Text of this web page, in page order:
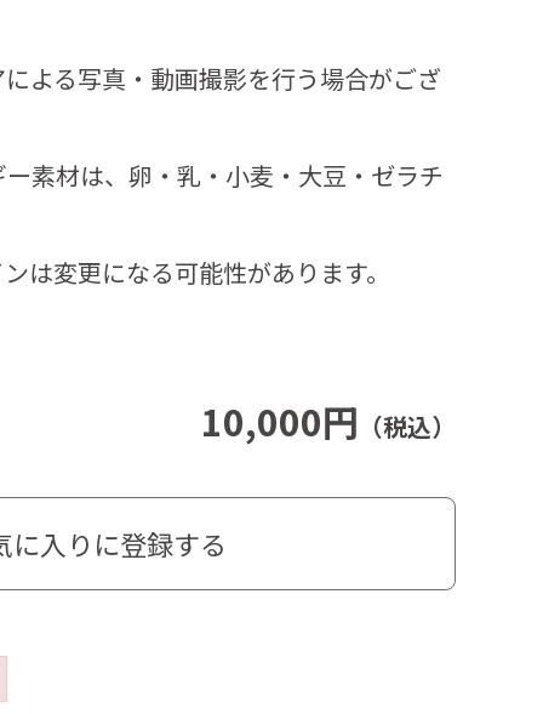
10,000円 （税込）
に入りに登録する
よる写真・動画撮影を行う場合がござ
素材は、卵・乳・小麦・大豆・ゼラチ
は変更になる可能性があります。